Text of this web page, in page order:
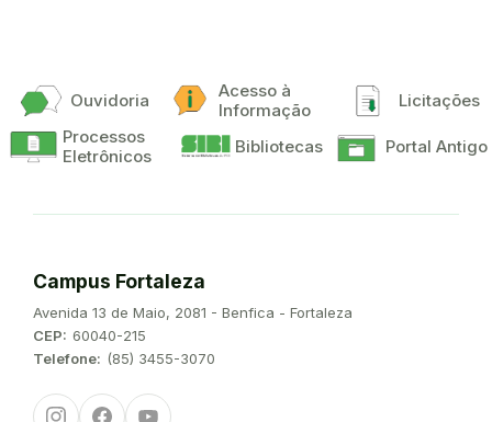
Ouvidoria
Acesso à
Informação
Licitações
Processos
Eletrônicos
Bibliotecas Portal Antigo
Campus Fortaleza
Endereço:
Avenida 13 de Maio, 2081 - Benfica - Fortaleza
CEP: 60040-215
Telefone: (85) 3455-3070
InstagramFacebookYoutube